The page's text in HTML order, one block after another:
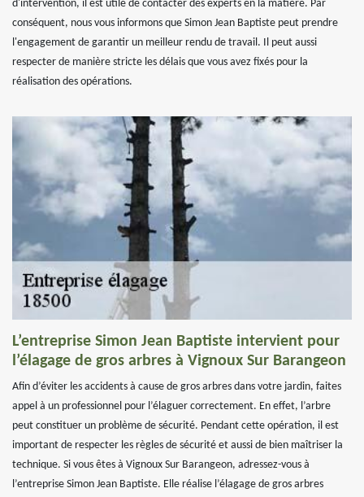
d'intervention, il est utile de contacter des experts en la matière. Par
conséquent, nous vous informons que Simon Jean Baptiste peut prendre
l'engagement de garantir un meilleur rendu de travail. Il peut aussi
respecter de manière stricte les délais que vous avez fixés pour la
réalisation des opérations.
L’entreprise Simon Jean Baptiste intervient pour
l’élagage de gros arbres à Vignoux Sur Barangeon
Afin d’éviter les accidents à cause de gros arbres dans votre jardin, faites
appel à un professionnel pour l’élaguer correctement. En effet, l’arbre
peut constituer un problème de sécurité. Pendant cette opération, il est
important de respecter les règles de sécurité et aussi de bien maîtriser la
technique. Si vous êtes à Vignoux Sur Barangeon, adressez-vous à
l’entreprise Simon Jean Baptiste. Elle réalise l’élagage de gros arbres